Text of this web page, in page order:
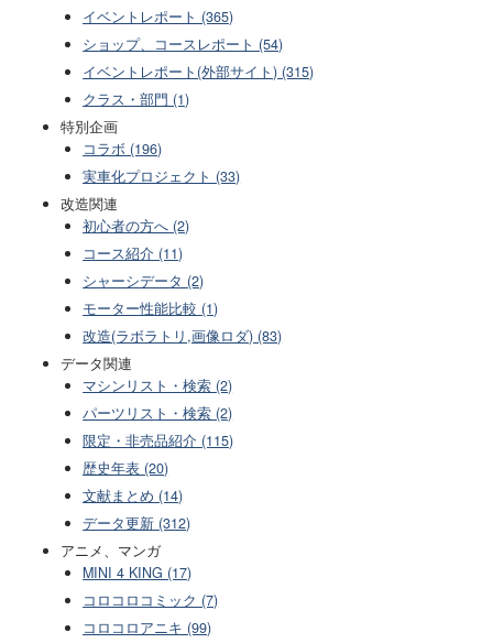
イベントレポート (365)
ショップ、コースレポート (54)
イベントレポート(外部サイト) (315)
クラス・部門 (1)
特別企画
コラボ (196)
実車化プロジェクト (33)
改造関連
初心者の方へ (2)
コース紹介 (11)
シャーシデータ (2)
モーター性能比較 (1)
改造(ラボラトリ,画像ロダ) (83)
データ関連
マシンリスト・検索 (2)
パーツリスト・検索 (2)
限定・非売品紹介 (115)
歴史年表 (20)
文献まとめ (14)
データ更新 (312)
アニメ、マンガ
MINI 4 KING (17)
コロコロコミック (7)
コロコロアニキ (99)